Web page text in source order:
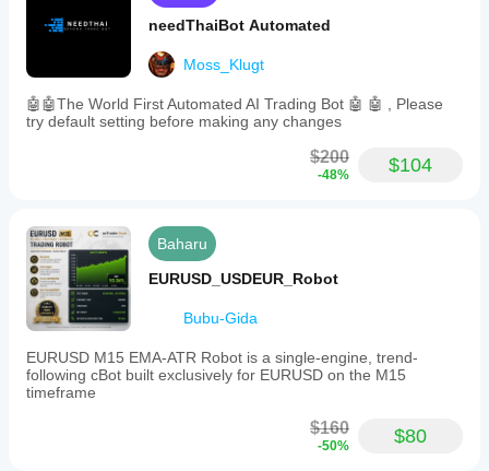
needThaiBot Automated
Moss_Klugt
🤖🤖The World First Automated AI Trading Bot 🤖 🤖 , Please
try default setting before making any changes
$200
-48% $104
Baharu
EURUSD_USDEUR_Robot
Bubu-Gida
EURUSD M15 EMA-ATR Robot is a single-engine, trend-
following cBot built exclusively for EURUSD on the M15
timeframe
$160
-50% $80